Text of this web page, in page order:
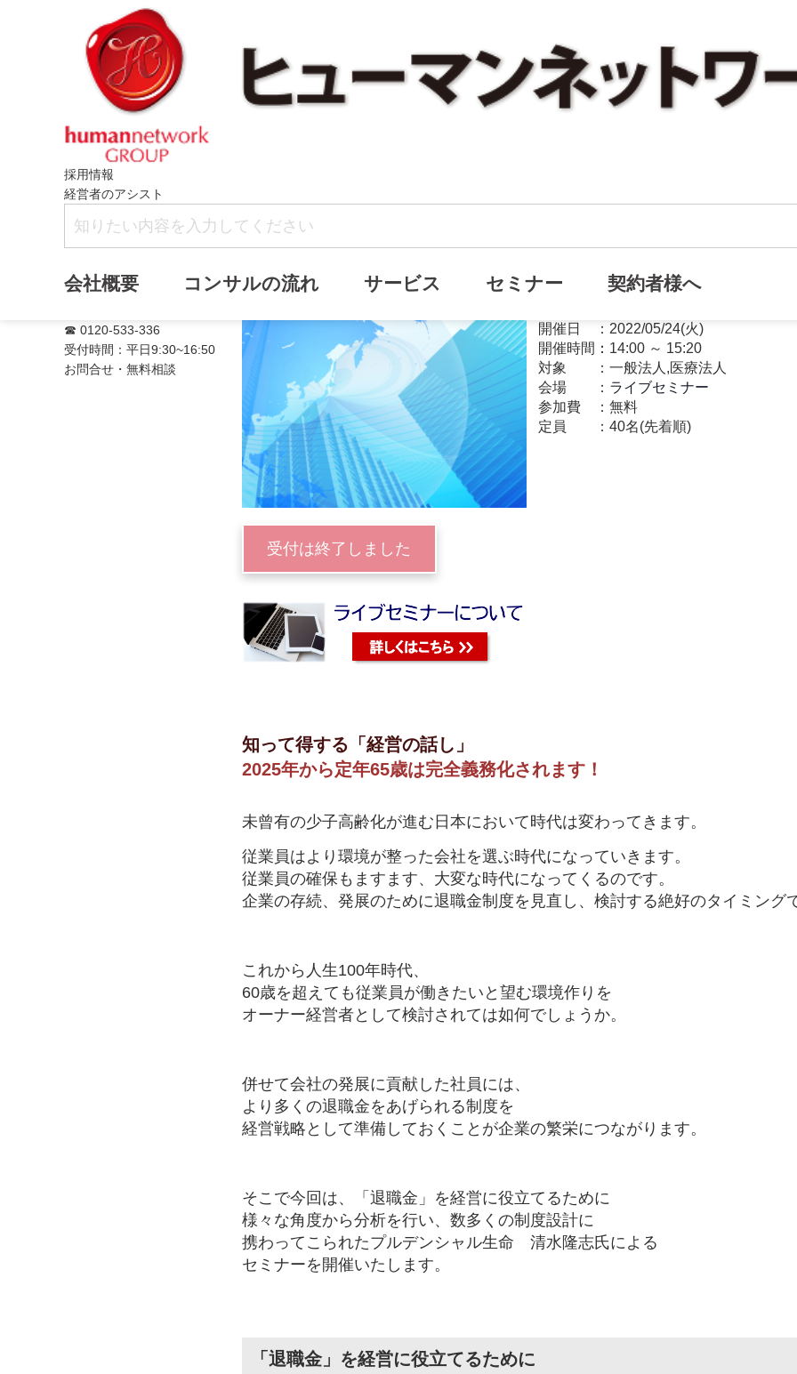
採用情報
経営者のアシスト
会社概要 コンサルの流れ サービス セミナー 契約者様へ
☎ 0120-533-336
受付時間：平日9:30~16:50
お問合せ・無料相談
満席
としての退職金制度”セミナー
開催日
2022/05/24(火)
開催時間： 14:00 ～ 15:20
対象
一般法人,医療法人
会場
ライブセミナー
参加費
無料
定員
40名(先着順)
受付は終了しました
知って得する「経営の話し」
2025年から定年65歳は完全義務化されます！
未曾有の少子高齢化が進む日本において時代は変わってきます。
従業員はより環境が整った会社を選ぶ時代になっていきます。
従業員の確保もますます、大変な時代になってくるのです。
企業の存続、発展のために退職金制度を見直し、検討する絶好のタイミング
これから人生100年時代、
60歳を超えても従業員が働きたいと望む環境作りを
オーナー経営者として検討されては如何でしょうか。
併せて会社の発展に貢献した社員には、
より多くの退職金をあげられる制度を
経営戦略として準備しておくことが企業の繁栄につながります。
そこで今回は、「退職金」を経営に役立てるために
様々な角度から分析を行い、数多くの制度設計に
携わってこられたプルデンシャル生命 清水隆志氏による
セミナーを開催いたします。
「退職金」を経営に役立てるために